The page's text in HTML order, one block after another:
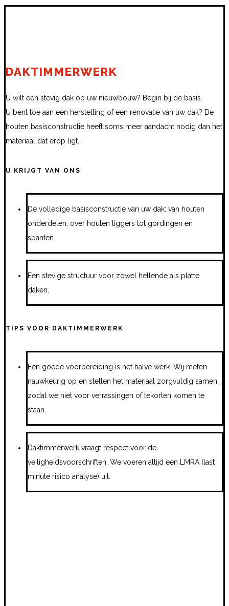
DAKTIMMERWERK
U wilt een stevig dak op uw nieuwbouw? Begin bij de basis.
U bent toe aan een herstelling of een renovatie van uw dak? De
houten basisconstructie heeft soms meer aandacht nodig dan het
materiaal dat erop ligt.
U KRIJGT VAN ONS
De volledige basisconstructie van uw dak: van houten
onderdelen, over houten liggers tot gordingen en
spanten.
Een stevige structuur voor zowel hellende als platte
daken.
TIPS VOOR DAKTIMMERWERK
Een goede voorbereiding is het halve werk. Wij meten
nauwkeurig op en stellen het materiaal zorgvuldig samen,
zodat we niet voor verrassingen of tekorten komen te
staan.
Daktimmerwerk vraagt respect voor de
veiligheidsvoorschriften. We voeren altijd een LMRA (last
minute risico analyse) uit.